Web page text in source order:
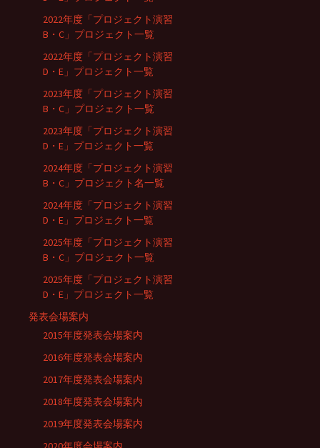
2022年度「プロジェクト演習
B・C」プロジェクト一覧
2022年度「プロジェクト演習
D・E」プロジェクト一覧
2023年度「プロジェクト演習
B・C」プロジェクト一覧
2023年度「プロジェクト演習
D・E」プロジェクト一覧
2024年度「プロジェクト演習
B・C」プロジェクト名一覧
2024年度「プロジェクト演習
D・E」プロジェクト一覧
2025年度「プロジェクト演習
B・C」プロジェクト一覧
2025年度「プロジェクト演習
D・E」プロジェクト一覧
発表会場案内
2015年度発表会場案内
2016年度発表会場案内
2017年度発表会場案内
2018年度発表会場案内
2019年度発表会場案内